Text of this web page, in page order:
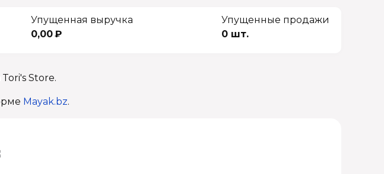
Упущенная выручка
0,00 ₽
Упущенные продажи
0 шт.
Store.
Mayak.bz.